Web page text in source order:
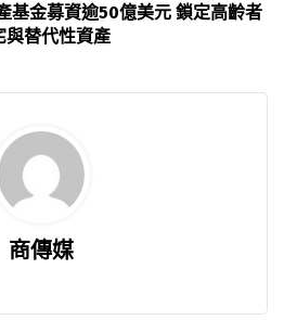
基金募資逾50億美元 鎖定高齡者
與替代性資產
商傳媒